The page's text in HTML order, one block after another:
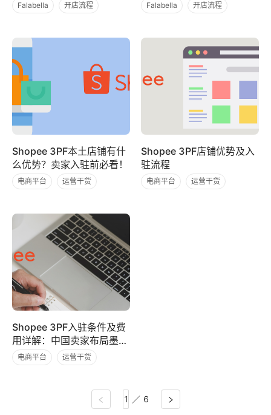
Falabella 开店流程 Falabella 开店流程
Shopee 3PF本土店铺有什
么优势？卖家入驻前必看！
电商平台 运营干货
Shopee 3PF店铺优势及入
驻流程
电商平台 运营干货
Shopee 3PF入驻条件及费
用详解：中国卖家布局墨西
哥与巴西市场必读指南
电商平台 运营干货
／ 6